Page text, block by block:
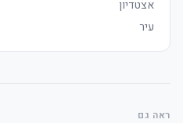
אצטדיון
עיר
ראה גם